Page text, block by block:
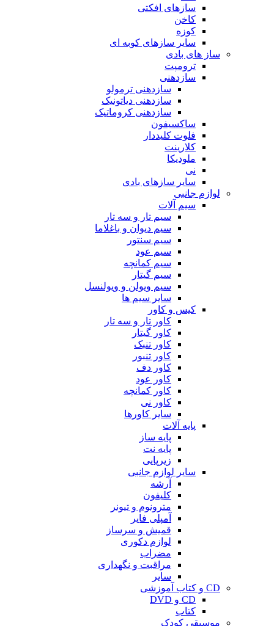
سازهای افکتی
کاخن
کوزه
سایر سازهای کوبه ای
ساز های بادی
ترومپت
سازدهنی
سازدهنی ترمولو
سازدهنی دیاتونیک
سازدهنی کروماتیک
ساکسیفون
فلوت کلیددار
کلارینت
ملودیکا
نی
سایر سازهای بادی
لوازم جانبی
سیم آلات
سیم تار و سه تار
سیم دیوان و باغلاما
سیم سنتور
سیم عود
سیم کمانچه
سیم گیتار
سیم ویولن و ویولنسل
سایر سیم ها
کیس و کاور
کاور تار و سه تار
کاور گیتار
کاور تنبک
کاور تنبور
کاور دف
کاور عود
کاور کمانچه
کاور نی
سایر کاورها
پایه آلات
پایه ساز
پایه نت
زیرپایی
سایر لوازم جانبی
آرشه
کلیفون
مترونوم و تیونر
آمپلی فایر
قمیش و سرساز
لوازم دکوری
مضراب
مراقبت و نگهداری
سایر
CD و کتاب آموزشی
CD و DVD
کتاب
موسیقی کودک